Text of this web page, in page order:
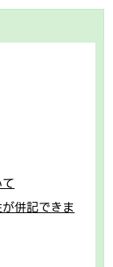
併記できま